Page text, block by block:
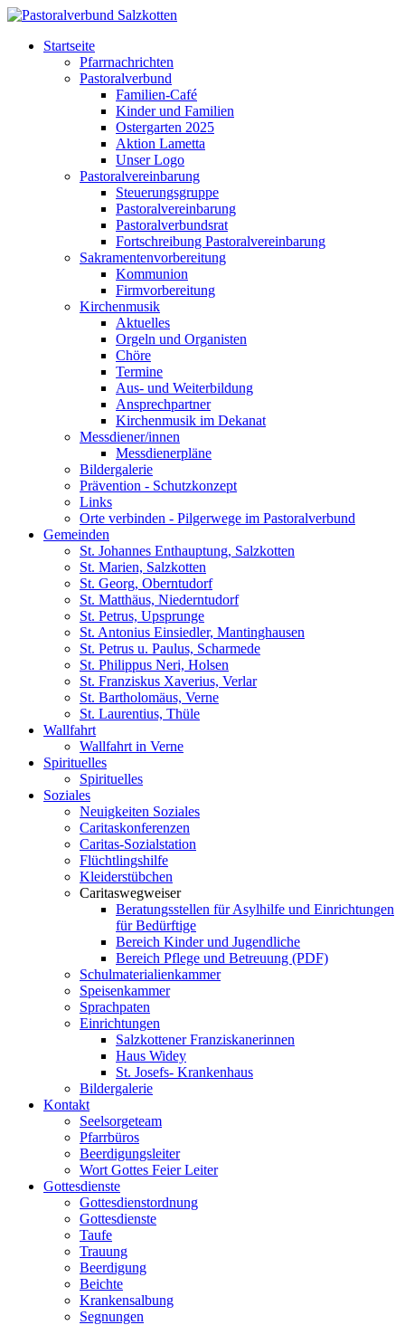
Startseite
Pfarrnachrichten
Pastoralverbund
Familien-Café
Kinder und Familien
Ostergarten 2025
Aktion Lametta
Unser Logo
Pastoralvereinbarung
Steuerungsgruppe
Pastoralvereinbarung
Pastoralverbundsrat
Fortschreibung Pastoralvereinbarung
Sakramentenvorbereitung
Kommunion
Firmvorbereitung
Kirchenmusik
Aktuelles
Orgeln und Organisten
Chöre
Termine
Aus- und Weiterbildung
Ansprechpartner
Kirchenmusik im Dekanat
Messdiener/innen
Messdienerpläne
Bildergalerie
Prävention - Schutzkonzept
Links
Orte verbinden - Pilgerwege im Pastoralverbund
Gemeinden
St. Johannes Enthauptung, Salzkotten
St. Marien, Salzkotten
St. Georg, Oberntudorf
St. Matthäus, Niederntudorf
St. Petrus, Upsprunge
St. Antonius Einsiedler, Mantinghausen
St. Petrus u. Paulus, Scharmede
St. Philippus Neri, Holsen
St. Franziskus Xaverius, Verlar
St. Bartholomäus, Verne
St. Laurentius, Thüle
Wallfahrt
Wallfahrt in Verne
Spirituelles
Spirituelles
Soziales
Neuigkeiten Soziales
Caritaskonferenzen
Caritas-Sozialstation
Flüchtlingshilfe
Kleiderstübchen
Caritaswegweiser
Beratungsstellen für Asylhilfe und Einrichtungen
für Bedürftige
Bereich Kinder und Jugendliche
Bereich Pflege und Betreuung (PDF)
Schulmaterialienkammer
Speisenkammer
Sprachpaten
Einrichtungen
Salzkottener Franziskanerinnen
Haus Widey
St. Josefs- Krankenhaus
Bildergalerie
Kontakt
Seelsorgeteam
Pfarrbüros
Beerdigungsleiter
Wort Gottes Feier Leiter
Gottesdienste
Gottesdienstordnung
Gottesdienste
Taufe
Trauung
Beerdigung
Beichte
Krankensalbung
Segnungen